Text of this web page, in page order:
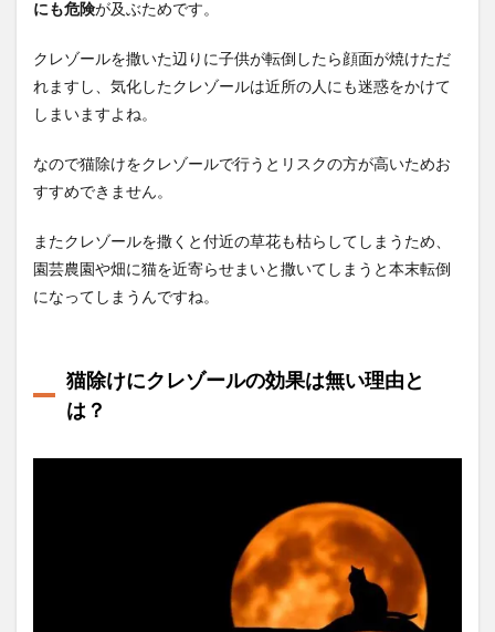
にも危険が及ぶためです。
クレゾールを撒いた辺りに子供が転倒したら顔面が焼けただ
れますし、気化したクレゾールは近所の人にも迷惑をかけて
しまいますよね。
なので猫除けをクレゾールで行うとリスクの方が高いためお
すすめできません。
またクレゾールを撒くと付近の草花も枯らしてしまうため、
園芸農園や畑に猫を近寄らせまいと撒いてしまうと本末転倒
になってしまうんですね。
猫除けにクレゾールの効果は無い理由と
は？